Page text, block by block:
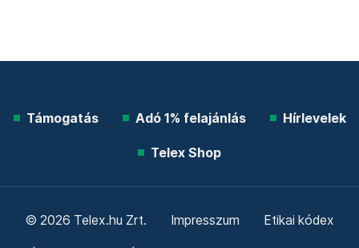
Támogatás Adó 1% felajánlás Hírlevelek
Telex Shop
© 2026 Telex.hu Zrt. Impresszum Etikai kódex